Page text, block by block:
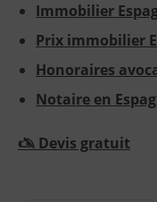
Immobilier
Prix immobilier
Honoraires
Notaire en
🖎 Devis gratuit